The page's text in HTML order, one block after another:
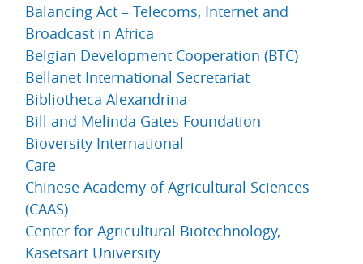
Balancing Act – Telecoms, Internet and
Broadcast in Africa
Belgian Development Cooperation (BTC)
Bellanet International Secretariat
Bibliotheca Alexandrina
Bill and Melinda Gates Foundation
Bioversity International
Care
Chinese Academy of Agricultural Sciences
(CAAS)
Center for Agricultural Biotechnology,
Kasetsart University